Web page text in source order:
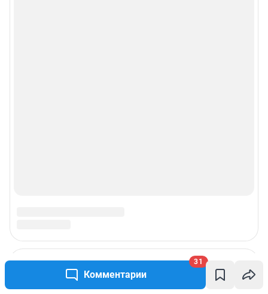
Комментарии
31